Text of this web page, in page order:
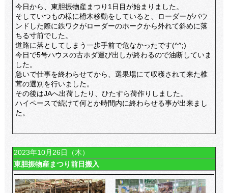
今日から、東胆振物産まつり1日目が始まりました。
そしていつもの様に榾木移動をしていると、ローダーがバウ
ンドした際に鉄ワクがローダーのホークから外れて斜めに落
ちる寸前でした。
道路に落としてしまう一歩手前で危なかったです(^^;)
今日で5号ハウスの古ホダ運び出しが終わるので油断していま
した。
急いで仕事を終わらせてから、選果場にて収穫されて来た椎
茸の選別を行いました。
その後はJAへ出荷したり、ひたすら荷作りしました。
ハイペースで続けて何とか時間内に終わらせる事が出来まし
た。
2023年10月26日（木）
東胆振物産まつり前日搬入